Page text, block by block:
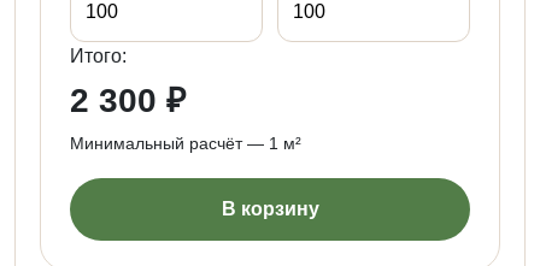
Итого:
2 300 ₽
Минимальный расчёт — 1 м²
В корзину